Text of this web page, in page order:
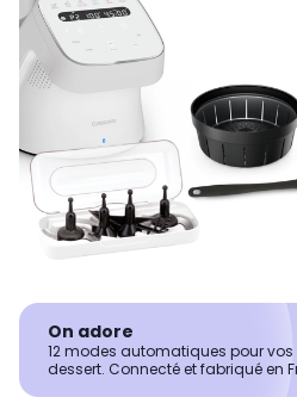
On adore
12 modes automatiques pour vos
dessert. Connecté et fabriqué en